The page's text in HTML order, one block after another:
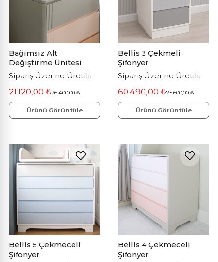
Bağımsız Alt
Değiştirme Ünitesi
Sipariş Üzerine Üretilir
21.120,00 ₺26.400,00 ₺
Ürünü Görüntüle
Bellis 3 Çekmeli
Şifonyer
Sipariş Üzerine Üretilir
60.490,00 ₺75.600,00 ₺
Ürünü Görüntüle
Bellis 5 Çekmeceli
Şifonyer
Bellis 4 Çekmeceli
Şifonyer